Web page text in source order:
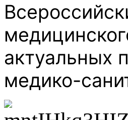
актуальных
медико-